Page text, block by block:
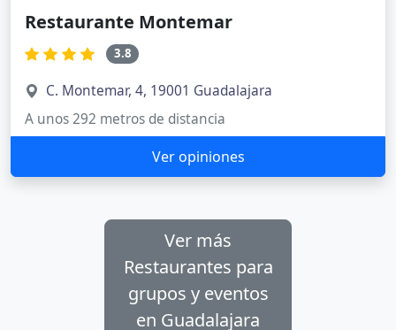
Restaurante Montemar
3.8
C. Montemar, 4, 19001 Guadalajara
A unos 292 metros de distancia
Ver opiniones
Ver más
Restaurantes para
grupos y eventos
en Guadalajara